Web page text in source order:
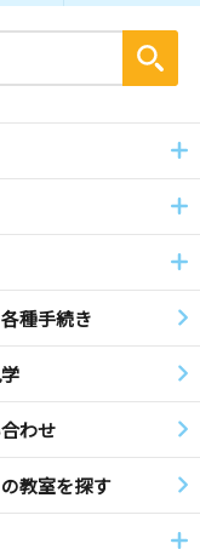
種手続き
わせ
教室を探す